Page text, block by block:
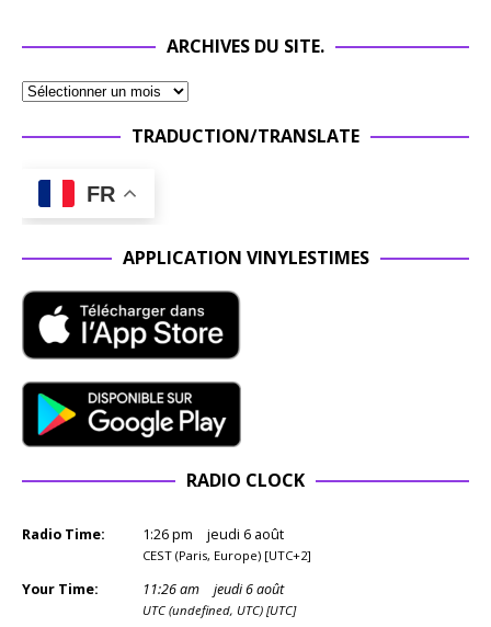
ARCHIVES DU SITE.
TRADUCTION/TRANSLATE
FR
APPLICATION VINYLESTIMES
RADIO CLOCK
Radio Time: 1:26pm jeudi 6 août
CEST (Paris, Europe) [UTC+2]
Your Time: 11:26am jeudi 6 août
UTC (undefined, UTC) [UTC]